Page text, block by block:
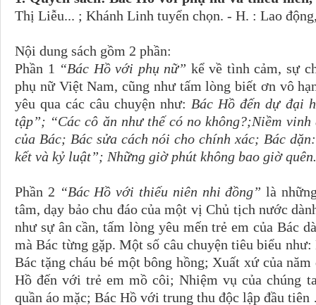
Thị Liễu... ; Khánh Linh tuyển chọn. - H. : Lao
Nội dung sách gồm 2 phần:
Phần 1 “Bác Hồ với phụ nữ” kể về tình cảm, sự
phụ nữ Việt Nam, cũng như tấm lòng biết ơn vô
yêu qua các câu chuyện như: Bác Hồ đến dự đại
tập”; “Các cô ăn như thế có no không?;Niềm
của Bác; Bác sửa cách nói cho chính xác; Bác
kết và kỷ luật”; Những giờ phút không bao giờ
Phần 2 “Bác Hồ với thiếu niên nhi đồng”là
tâm, dạy bảo chu đáo của một vị Chủ tịch nước
như sự ân cần, tấm lòng yêu mến trẻ em của Bác
mà Bác từng gặp. Một số câu chuyện tiêu biểu
Bác tặng cháu bé một bông hồng; Xuất xứ của
Hồ đến với trẻ em mồ côi; Nhiệm vụ của chúng
quần áo mặc; Bác Hồ với trung thu độc lập đầu